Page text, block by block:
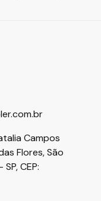
Campos
Flores, São
CEP: